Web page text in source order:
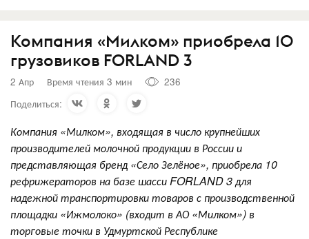
Компания «Милком» приобрела 10
грузовиков FORLAND 3
2 Апр Время чтения 3 мин
236
Поделиться:
Компания «Милком», входящая в число крупнейших
производителей молочной продукции в России и
представляющая бренд «Село Зелёное», приобрела 10
рефрижераторов на базе шасси FORLAND 3 для
надежной транспортировки товаров с производственной
площадки «Ижмолоко» (входит в АО «Милком») в
торговые точки в Удмуртской Республике